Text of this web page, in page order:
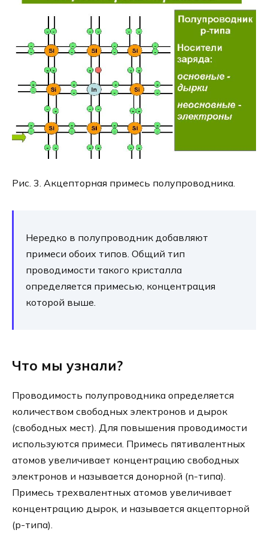
Рис. 3. Акцепторная примесь полупроводника.
Нередко в полупроводник добавляют
примеси обоих типов. Общий тип
проводимости такого кристалла
определяется примесью, концентрация
которой выше.
Что мы узнали?
Проводимость полупроводника определяется
количеством свободных электронов и дырок
(свободных мест). Для повышения проводимости
используются примеси. Примесь пятивалентных
атомов увеличивает концентрацию свободных
электронов и называется донорной (n-типа).
Примесь трехвалентных атомов увеличивает
концентрацию дырок, и называется акцепторной
(p-типа).